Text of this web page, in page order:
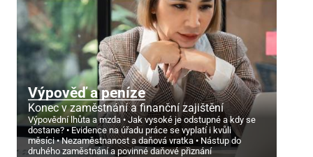
Výpověď a peníze
Konec v zaměstnání a finanční zajištění
Výpovědní lhůta a mzda
Jak vysoké je odstupné a kdy se
dostane?
Evidence na úřadu práce se vyplatí i kvůli
měsíci
Nezaměstnanost a daňová vratka
Nástup do
druhého zaměstnání a povinné daňové přiznání